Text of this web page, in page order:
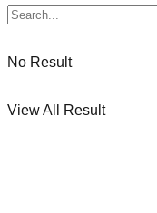
No Result
View All Result